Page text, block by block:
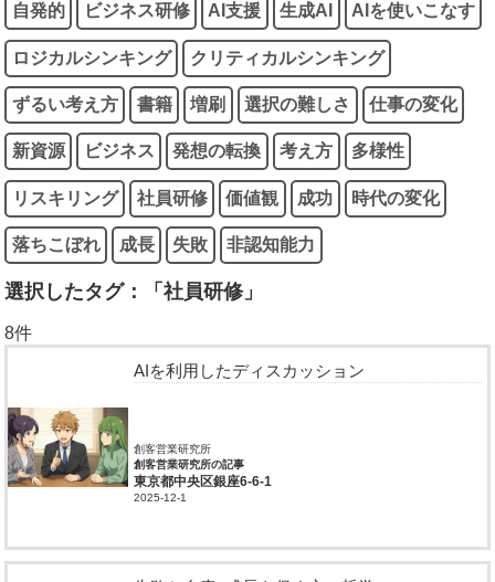
自発的 ビジネス研修 AI支援 生成AI AIを使いこなす
ロジカルシンキング クリティカルシンキング
ずるい考え方 書籍 増刷 選択の難しさ 仕事の変化
新資源 ビジネス 発想の転換 考え方 多様性
リスキリング 社員研修 価値観 成功 時代の変化
落ちこぼれ 成長 失敗 非認知能力
選択したタグ：「社員研修」
8件
AIを利用したディスカッション
創客営業研究所
創客営業研究所の記事
東京都中央区銀座6-6-1
2025-12-1